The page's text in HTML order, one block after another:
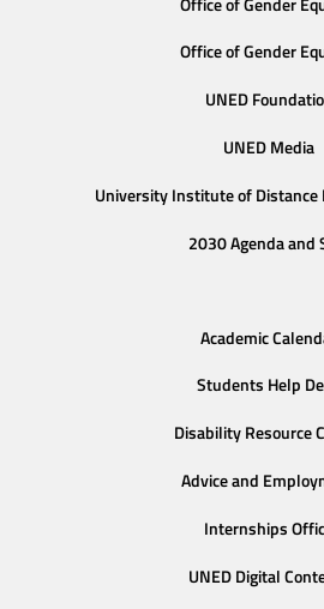
Office of Gender
UNED
UNED Media
University Institute of Distance
2030 Agenda and
Academic
Students Help
Disability Resource
Advice and
Internships
UNED Digital